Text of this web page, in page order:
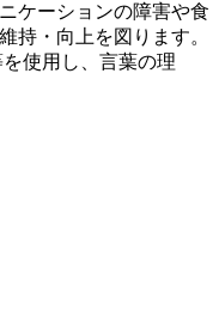
ケーションの障害や食
持・向上を図ります。
使用し、言葉の理